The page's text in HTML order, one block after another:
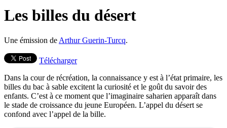
Les billes du désert
Une émission de Arthur Guerin-Turcq.
Télécharger
Dans la cour de récréation, la connaissance y est à l’état primaire, les
billes du bac à sable excitent la curiosité et le goût du savoir des
enfants. C’est à ce moment que l’imaginaire saharien apparaît dans
le stade de croissance du jeune Européen. L’appel du désert se
confond avec l’appel de la bille.